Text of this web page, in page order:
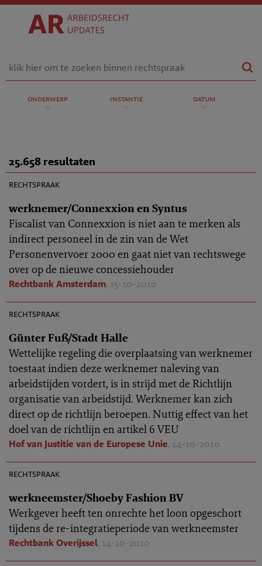
onderwerp instantie datum
25.658 resultaten
rechtspraak
werknemer/Connexxion en Syntus
Fiscalist van Connexxion is niet aan te merken als
indirect personeel in de zin van de Wet
Personenvervoer 2000 en gaat niet van rechtswege
over op de nieuwe concessiehouder
Rechtbank Amsterdam, 15-10-2010
rechtspraak
Günter Fuß/Stadt Halle
Wettelijke regeling die overplaatsing van werknemer
toestaat indien deze werknemer naleving van
arbeidstijden vordert, is in strijd met de Richtlijn
organisatie van arbeidstijd. Werknemer kan zich
direct op de richtlijn beroepen. Nuttig effect van het
doel van de richtlijn en artikel 6 VEU
Hof van Justitie van de Europese Unie, 14-10-2010
rechtspraak
werkneemster/Shoeby Fashion BV
Werkgever heeft ten onrechte het loon opgeschort
tijdens de re-integratieperiode van werkneemster
Rechtbank Overijssel, 14-10-2010